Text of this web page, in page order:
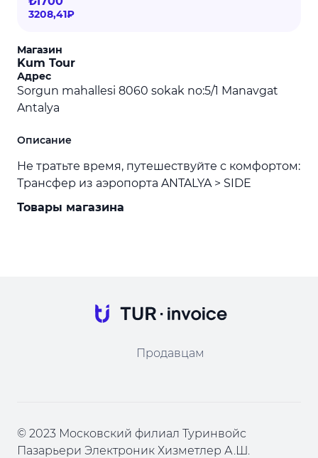
Магазин
Kum Tour
Адрес
Sorgun mahallesi 8060 sokak no:5/1 Manavgat
Antalya
3208,41₽
Описание
Не тратьте время, путешествуйте с комфортом:
Трансфер из аэропорта ANTALYA > SIDE
Товары магазина
Продавцам
© 2023 Московский филиал Туринвойс
Пазарьери Электроник Хизметлер А.Ш.